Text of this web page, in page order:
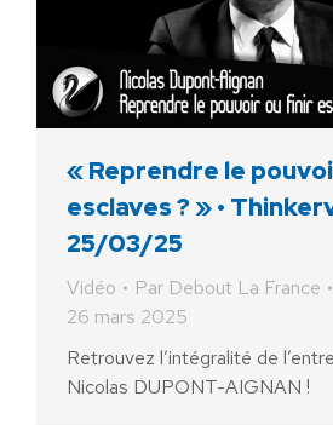
« Reprendre le
esclaves ? » •
25/03/25
Vidéo Par Debout La France
26 mars 2025
Retrouvez l’intégralité de
Nicolas DUPONT-AIGNAN !